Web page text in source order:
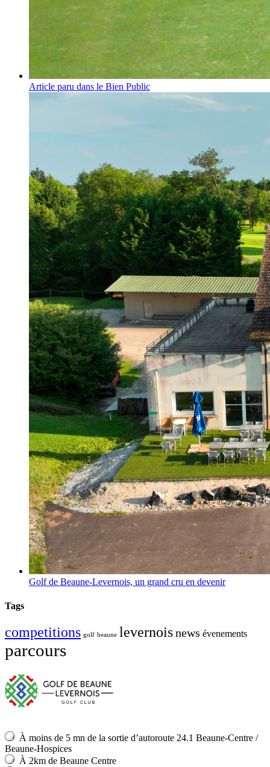
Article paru dans le Bien Public
Golf de Beaune-Levernois, un grand cru en devenir
Tags
competitions golf beaune levernoisnews évenements
parcours
À moins de 5 mn de la sortie d’autoroute 24.1 Beaune-Centre /
Beaune-Hospices
À 2km de Beaune Centre